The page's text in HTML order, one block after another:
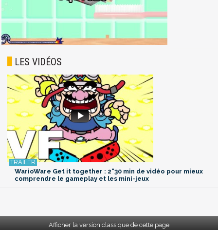
LES VIDÉOS
WarioWare Get it together : 2"30 min de vidéo pour mieux
comprendre le gameplay et les mini-jeux
Afficher la version classique de cette page